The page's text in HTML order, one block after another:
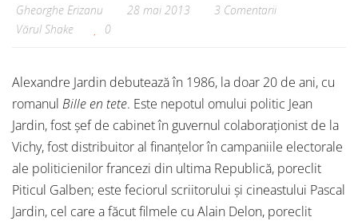
Gheorghe Erizanu 28 mai 2013
3 Comentarii
Vărul Shake
0
Alexandre Jardin debutează în 1986, la doar 20 de ani, cu
romanul Bille en tete. Este nepotul omului politic Jean
Jardin, fost șef de cabinet în guvernul colaboraționist de la
Vichy, fost distribuitor al finanțelor în campaniile electorale
ale politicienilor francezi din ultima Republică, poreclit
Piticul Galben; este feciorul scriitorului și cineastului Pascal
Jardin, cel care a făcut filmele cu Alain Delon, poreclit